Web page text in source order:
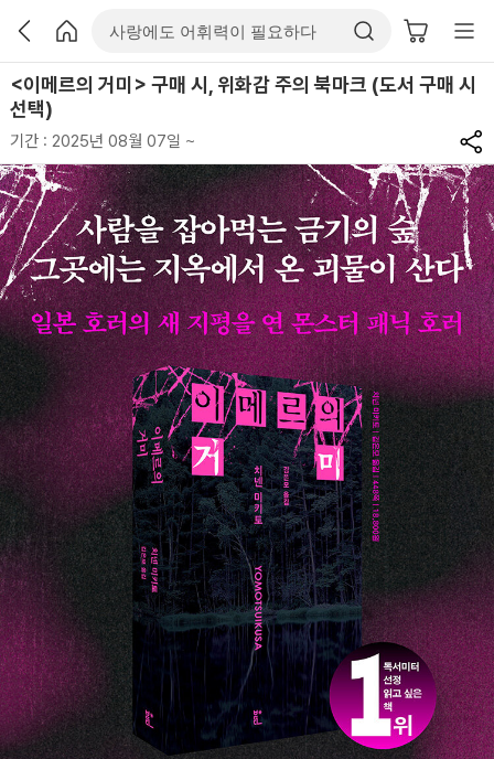
<이메르의 거미> 구매 시, 위화감 주의 북마크 (도서 구매 시
선택)
기간 : 2025년 08월 07일 ~